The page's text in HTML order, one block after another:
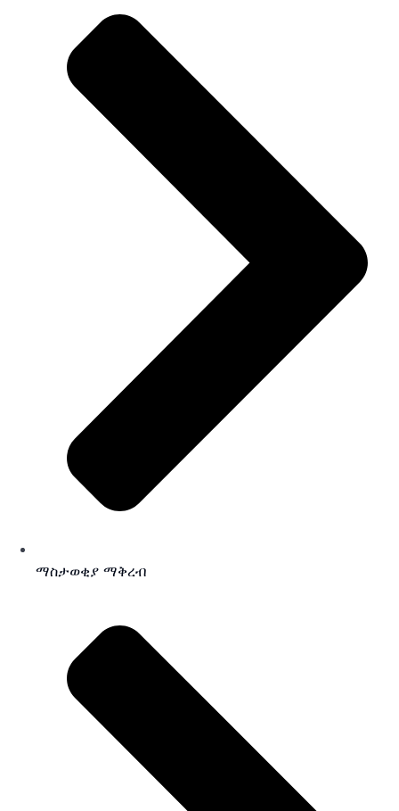
ማስታወቂያ ማቅረብ